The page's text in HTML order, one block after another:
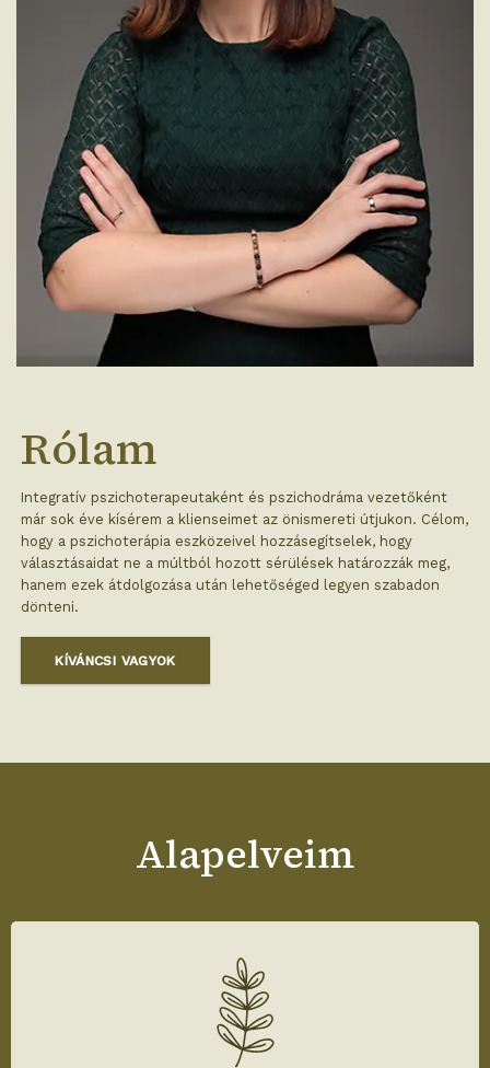
Rólam
Integratív pszichoterapeutaként és pszichodráma vezetőként
már sok éve kísérem a klienseimet az önismereti útjukon. Célom,
hogy a pszichoterápia eszközeivel hozzásegítselek, hogy
választásaidat ne a múltból hozott sérülések határozzák meg,
hanem ezek átdolgozása után lehetőséged legyen szabadon
dönteni.
KÍVÁNCSI VAGYOK
Alapelveim